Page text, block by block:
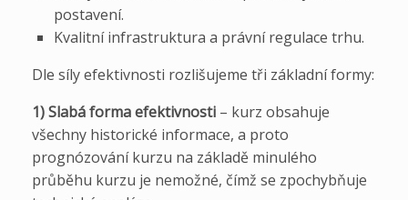
postavení.
Kvalitní infrastruktura a právní regulace trhu.
Dle síly efektivnosti rozlišujeme tři základní formy:
1) Slabá forma efektivnosti – kurz obsahuje
všechny historické informace, a proto
prognózování kurzu na základě minulého
průběhu kurzu je nemožné, čímž se zpochybňuje